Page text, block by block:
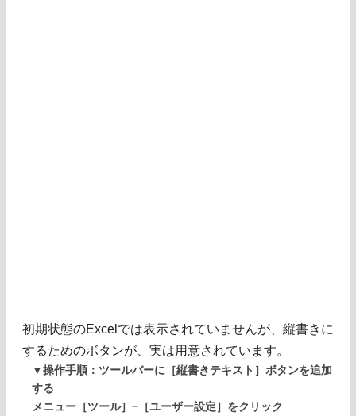
初期状態のExcelでは表示されていませんが、縦書きに
するためのボタンが、実は用意されています。
▼操作手順：ツールバーに［縦書きテキスト］ボタンを追加
する
メニュー［ツール］−［ユーザー設定］をクリック